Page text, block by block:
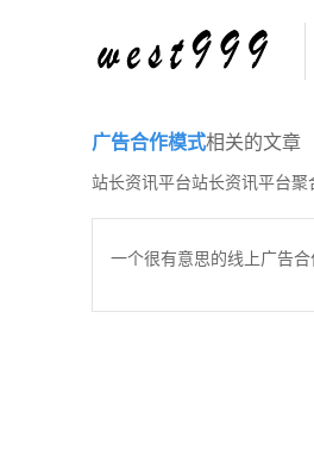
广告合作模式相关的文章
站长资讯平台站长资讯平台聚
一个很有意思的线上广告